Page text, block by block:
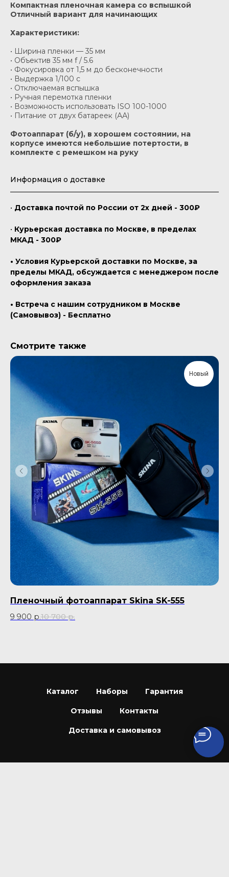
Компактная пленочная камера со вспышкой
Отличный вариант для начинающих
Характеристики:
• Ширина пленки — 35 мм
• Объектив 35 мм f / 5.6
• Фокусировка от 1,5 м до бесконечности
• Выдержка 1/100 c
• Отключаемая вспышка
• Ручная перемотка пленки
• Возможность использовать ISO 100-1000
• Питание от двух батареек (АА)
Фотоаппарат (б/у), в хорошем состоянии, на
корпусе имеются небольшие потертости, в
комплекте с ремешком на руку
Информация о доставке
• Доставка почтой по России от 2х дней - 300₽
• Курьерская доставка по Москве, в пределах
МКАД - 300₽
• Условия Курьерской доставки по Москве, за
пределы МКАД, обсуждается с менеджером после
оформления заказа
• Встреча с нашим сотрудником в Москве
(Самовывоз) - Бесплатно
Смотрите также
Новый
Пленочный фотоаппарат Skina SK-555
9 900 р.10 700 р.
Каталог Наборы Гарантия
Отзывы Контакты
Доставка и самовывоз